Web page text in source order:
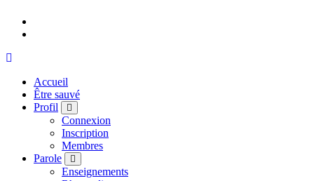
Accueil
Être sauvé
Profil
Connexion
Inscription
Membres
Parole
Enseignements